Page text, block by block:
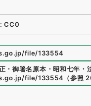
CC0
file/133554
・御署名原本・昭和七年・
file/133554 （参照